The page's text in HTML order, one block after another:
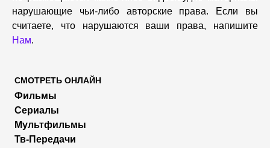
нарушающие чьи-либо авторские права. Если вы
считаете, что нарушаются ваши права, напишите
Нам.
СМОТРЕТЬ ОНЛАЙН
Фильмы
Сериалы
Мультфильмы
Тв-Передачи